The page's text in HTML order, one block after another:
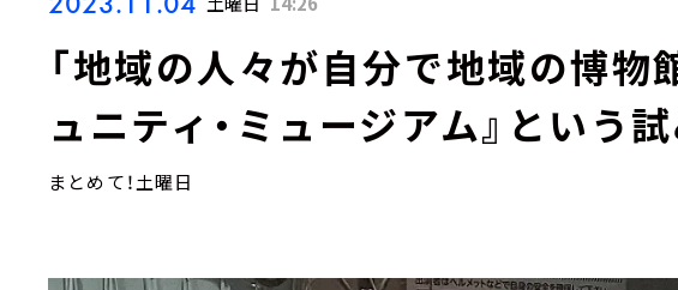
「地域の人々が自分で地域の博物
ュニティ・ミュージアム』という試
まとめて！土曜日